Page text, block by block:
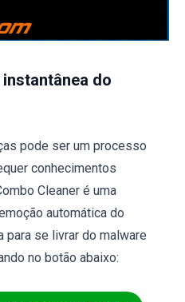
do
pode ser um processo
conhecimentos
Cleaner é uma
automática do
para se livrar do malware
no botão abaixo: